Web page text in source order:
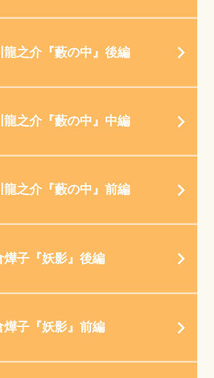
之介『藪の中』後編
之介『藪の中』中編
之介『藪の中』前編
子『妖影』後編
子『妖影』前編